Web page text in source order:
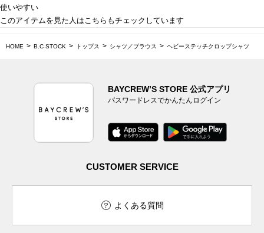
使いやすい
このアイテムを見た人はこちらもチェックしています
HOME B.C STOCK トップス シャツ／ブラウス ヘビーステッチクロップシャツ
BAYCREW’S STORE 公式アプリ
パスワードレスでかんたんログイン
CUSTOMER SERVICE
よくある質問